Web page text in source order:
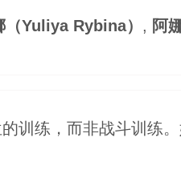
（Yuliya Rybina） , 阿
训练，而非战斗训练